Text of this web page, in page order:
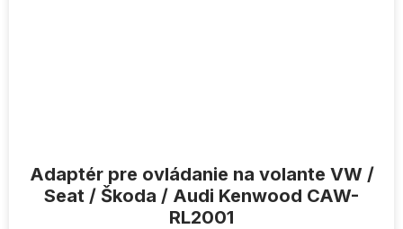
Adaptér pre ovládanie na volante VW /
Seat / Škoda / Audi Kenwood CAW-
RL2001